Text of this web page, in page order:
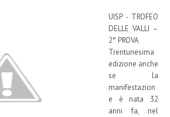
UISP - TROFEO
DELLE VALLI –
2° PROVA
Trentunesima
edizione anche
se la
manifestazion
e è nata 32
anni fa, nel